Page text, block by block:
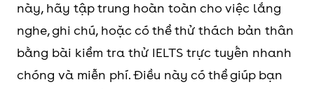
này, hãy tập trung hoàn toàn cho việc lắng
nghe, ghi chú, hoặc có thể thử thách bản thân
bằng bài kiểm tra thử IELTS trực tuyến nhanh
chóng và miễn phí. Điều này có thể giúp bạn